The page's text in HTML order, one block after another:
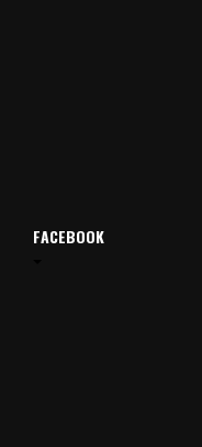
FACEBOOK